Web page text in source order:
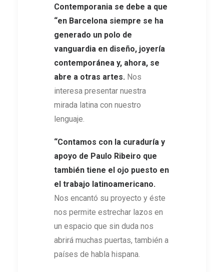
Contemporania se debe a que
“en Barcelona siempre se ha
generado un polo de
vanguardia en diseño, joyería
contemporánea y, ahora, se
abre a otras artes. Nos
interesa presentar nuestra
mirada latina con nuestro
lenguaje.
“Contamos con la curaduría y
apoyo de Paulo Ribeiro que
también tiene el ojo puesto en
el trabajo latinoamericano.
Nos encantó su proyecto y éste
nos permite estrechar lazos en
un espacio que sin duda nos
abrirá muchas puertas, también a
países de habla hispana.